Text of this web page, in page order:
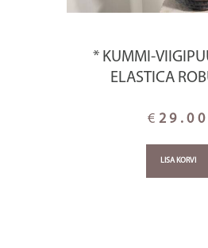
* KUMMI-
ELASTICA
€ 29.00
LISA KORVI